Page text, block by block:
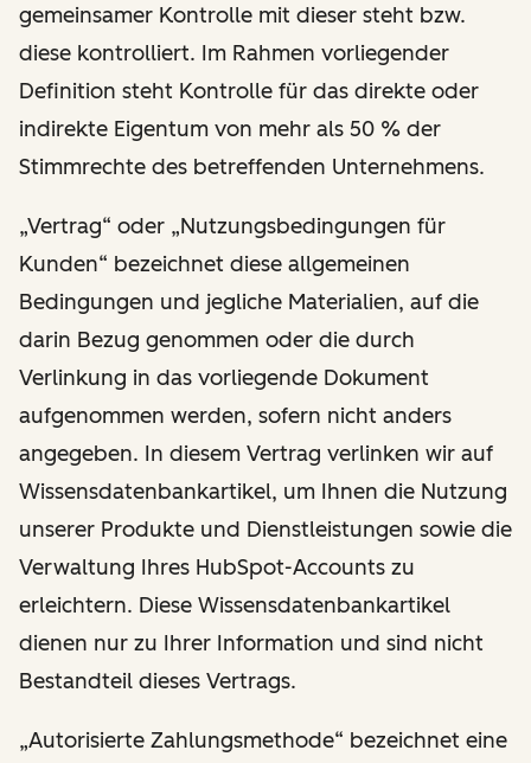
gemeinsamer Kontrolle mit dieser steht bzw.
diese kontrolliert. Im Rahmen vorliegender
Definition steht Kontrolle für das direkte oder
indirekte Eigentum von mehr als 50 % der
Stimmrechte des betreffenden Unternehmens.
„Vertrag“ oder „Nutzungsbedingungen für
Kunden“ bezeichnet diese allgemeinen
Bedingungen und jegliche Materialien, auf die
darin Bezug genommen oder die durch
Verlinkung in das vorliegende Dokument
aufgenommen werden, sofern nicht anders
angegeben. In diesem Vertrag verlinken wir auf
Wissensdatenbankartikel, um Ihnen die Nutzung
unserer Produkte und Dienstleistungen sowie die
Verwaltung Ihres HubSpot-Accounts zu
erleichtern. Diese Wissensdatenbankartikel
dienen nur zu Ihrer Information und sind nicht
Bestandteil dieses Vertrags.
„Autorisierte Zahlungsmethode“ bezeichnet eine